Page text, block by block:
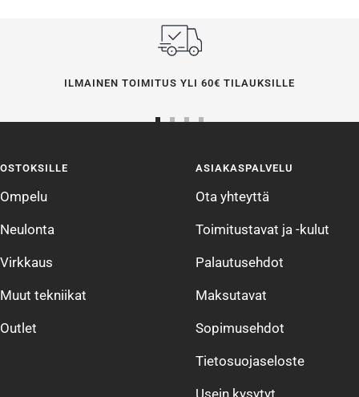
ILMAINEN TOIMITUS YLI 60€ TILAUKSILLE
4
OSTOKSILLE
Ompelu
Neulonta
Virkkaus
Muut tekniikat
Outlet
ASIAKASPALVELU
Ota yhteyttä
Toimitustavat ja -kulut
Palautusehdot
Maksutavat
Sopimusehdot
Tietosuojaseloste
Usein kysytyt